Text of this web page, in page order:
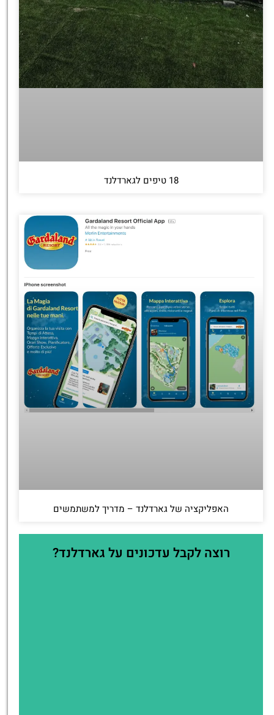
18 טיפים לגארדלנד
האפליקציה של גארדלנד – מדריך למשתמשים
רוצה לקבל עדכונים על גארדלנד?